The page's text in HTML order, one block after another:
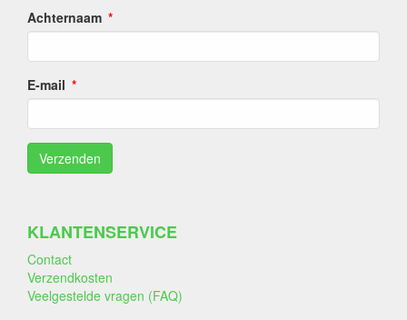
Achternaam
E-mail
KLANTENSERVICE
Contact
Verzendkosten
Veelgestelde vragen (FAQ)